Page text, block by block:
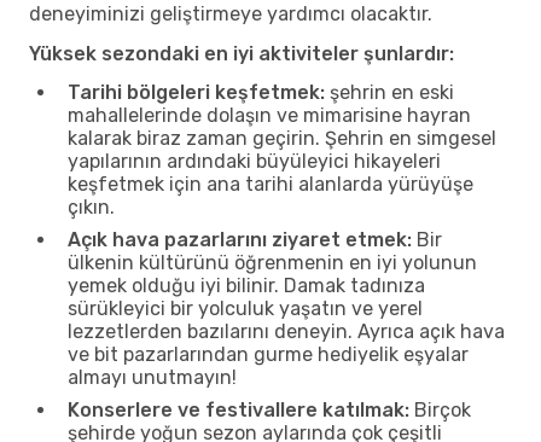
deneyiminizi geliştirmeye yardımcı olacaktır.
Yüksek sezondaki en iyi aktiviteler şunlardır:
Tarihi bölgeleri keşfetmek: şehrin en eski
mahallelerinde dolaşın ve mimarisine hayran
kalarak biraz zaman geçirin. Şehrin en simgesel
yapılarının ardındaki büyüleyici hikayeleri
keşfetmek için ana tarihi alanlarda yürüyüşe
çıkın.
Açık hava pazarlarını ziyaret etmek: Bir
ülkenin kültürünü öğrenmenin en iyi yolunun
yemek olduğu iyi bilinir. Damak tadınıza
sürükleyici bir yolculuk yaşatın ve yerel
lezzetlerden bazılarını deneyin. Ayrıca açık hava
ve bit pazarlarından gurme hediyelik eşyalar
almayı unutmayın!
Konserlere ve festivallere katılmak: Birçok
şehirde yoğun sezon aylarında çok çeşitli